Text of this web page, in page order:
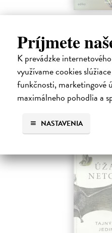
Príjmete
K prevádzke
využívame cookies
funkčnosti, marketingové
maximálneho pohodlia a
NASTAVENIA
Nerudová Jana, kolektív autorov
Bizarní hmyz vás zavede do
krásný – a často i znepokojivě
oslnivých barev i dokonalých
Predpredaj, vychádza
vydania
19,79 €
21,99 € ?